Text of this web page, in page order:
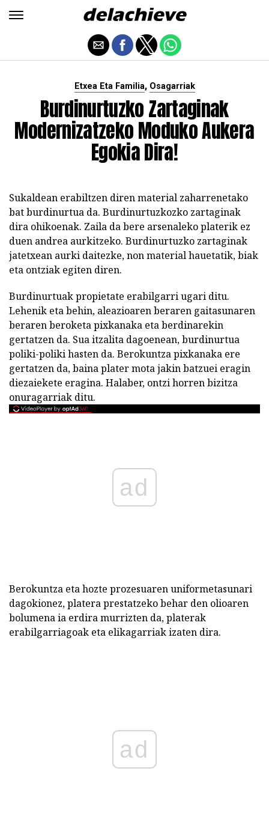
Etxea Eta Familia, Osagarriak
Burdinurtuzko Zartaginak
Modernizatzeko Moduko Aukera
Egokia Dira!
Sukaldean erabiltzen diren material zaharrenetako
bat burdinurtua da. Burdinurtuzkozko zartaginak
dira ohikoenak. Zaila da bere arsenaleko platerik ez
duen andrea aurkitzeko. Burdinurtuzko zartaginak
jatetxean aurki daitezke, non material hauetatik, biak
eta ontziak egiten diren.
Burdinurtuak propietate erabilgarri ugari ditu.
Lehenik eta behin, aleazioaren beraren gaitasunaren
beraren beroketa pixkanaka eta berdinarekin
gertatzen da. Sua itzalita dagoenean, burdinurtua
poliki-poliki hasten da. Berokuntza pixkanaka ere
gertatzen da, baina plater mota jakin batzuei eragin
diezaiekete eragina. Halaber, ontzi horren bizitza
onuragarriak ditu.
ad
Berokuntza eta hozte prozesuaren uniformetasunari
dagokionez, platera prestatzeko behar den olioaren
bolumena ia erdira murrizten da, platerak
erabilgarriagoak eta elikagarriak izaten dira.
ad